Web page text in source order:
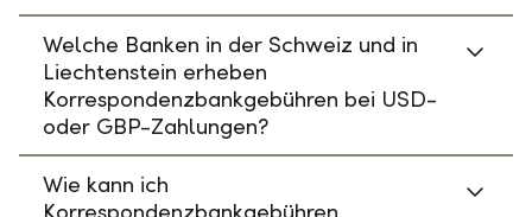
Welche Banken in der Schweiz und in
Liechtenstein erheben
Korrespondenzbankgebühren bei USD-
oder GBP-Zahlungen?
Wie kann ich